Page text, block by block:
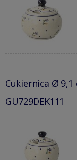
Cukiernica Ø 9,1
GU729DEK111